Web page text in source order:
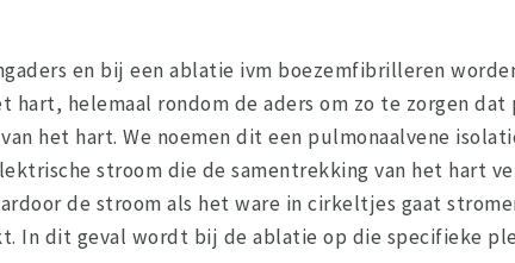
en bij een ablatie ivm boezemfibrilleren
hart, helemaal rondom de aders om zo te zorgen
het hart. We noemen dit een pulmonaalvene
stroom die de samentrekking van het hart
de stroom als het ware in cirkeltjes gaat
In dit geval wordt bij de ablatie op die specifieke